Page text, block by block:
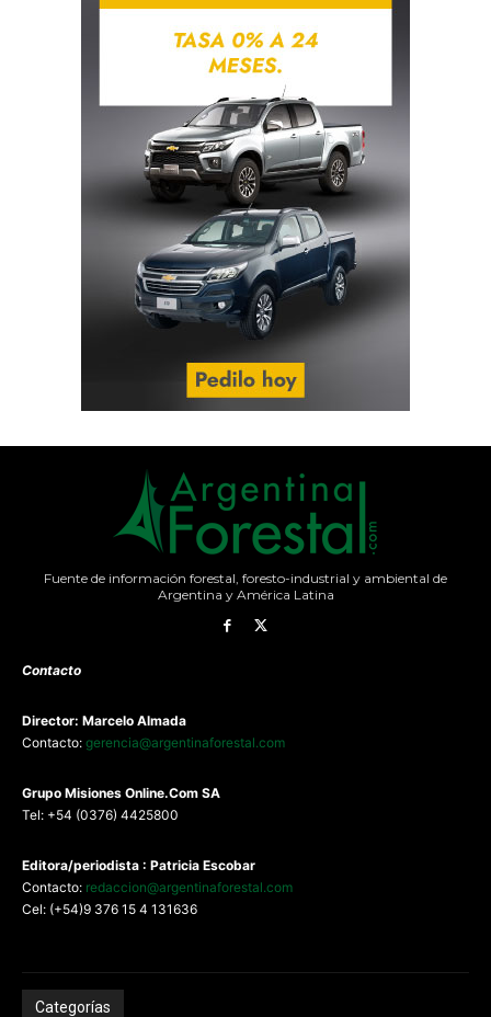
Fuente de información forestal, foresto-industrial y ambiental de
Argentina y América Latina
Contacto
Director: Marcelo Almada
Contacto: gerencia@argentinaforestal.com
Grupo Misiones Online.Com SA
Tel: +54 (0376) 4425800
Editora/periodista : Patricia Escobar
Contacto: redaccion@argentinaforestal.com
Cel: (+54)9 376 15 4 131636
Categorías